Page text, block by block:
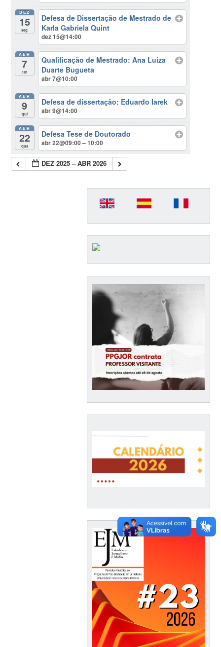
DEZ
15
seg
Defesa de Dissertação de Mestrado de
Karla Gabriela Quint
dez 15@14:00
ABR
7
ter
Qualificação de Mestrado: Ana Luiza
Duarte Bugueta
abr 7@10:00
ABR
9
qui
Defesa de dissertação: Eduardo Iarek
abr 9@14:00
ABR
22
qua
Defesa Tese de Doutorado
abr 22@09:00 – 10:00
DEZ 2025 – ABR 2026